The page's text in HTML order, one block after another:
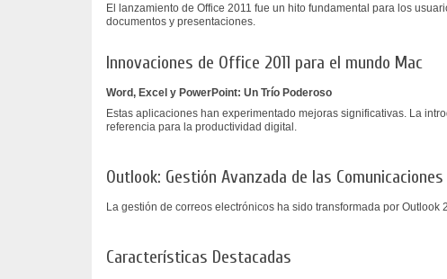
El lanzamiento de Office 2011 fue un hito fundamental para los
documentos y presentaciones.
Innovaciones de Office 2011 para el mundo Mac
Word, Excel y PowerPoint: Un Trío Poderoso
Estas aplicaciones han experimentado mejoras significativas. La
referencia para la productividad digital.
Outlook: Gestión Avanzada de las Comunicaciones
La gestión de correos electrónicos ha sido transformada por
Características Destacadas